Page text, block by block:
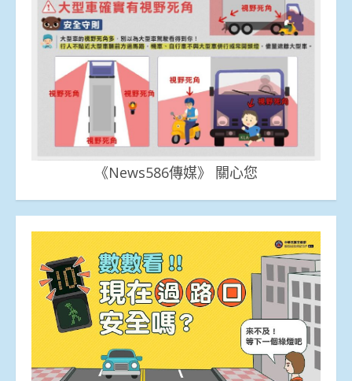
《News586傳媒》 關心您